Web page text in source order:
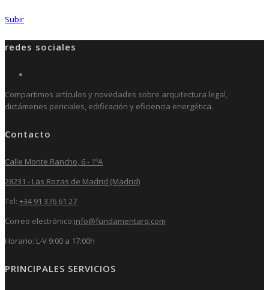
Subir
redes sociales
Compartimos artículos y novedades sobre arquitectura legal,
dictámenes periciales, edificación y eficiencia energética.
Contacto
Calle Monte Rancho, 6 - 1ºA
28231 - Las Rozas de Madrid (Madrid)
Tel: +34 91 376 61 27
Correo electrónico:info@fundamentarq.com
Horario: L-V 9:00 a 17:00h
PRINCIPALES SERVICIOS